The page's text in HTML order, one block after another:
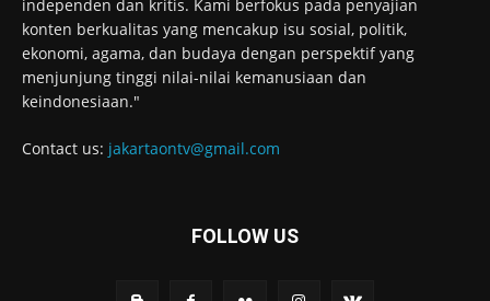
independen dan kritis. Kami berfokus pada penyajian
konten berkualitas yang mencakup isu sosial, politik,
ekonomi, agama, dan budaya dengan perspektif yang
menjunjung tinggi nilai-nilai kemanusiaan dan
keindonesiaan."
Contact us: jakartaontv@gmail.com
FOLLOW US